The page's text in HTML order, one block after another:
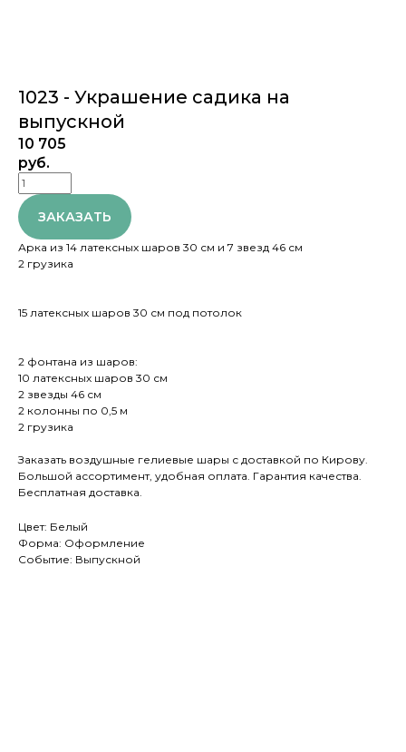
1023 - Украшение садика на
выпускной
10 705
руб.
ЗАКАЗАТЬ
Арка из 14 латексных шаров 30 см и 7 звезд 46 см
2 грузика
15 латексных шаров 30 см под потолок
2 фонтана из шаров:
10 латексных шаров 30 см
2 звезды 46 см
2 колонны по 0,5 м
2 грузика
Заказать воздушные гелиевые шары с доставкой по Кирову.
Большой ассортимент, удобная оплата. Гарантия качества.
Бесплатная доставка.
Цвет: Белый
Форма: Оформление
Событие: Выпускной